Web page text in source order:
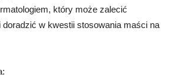
który może zalecić
doradzić w kwestii stosowania maści na